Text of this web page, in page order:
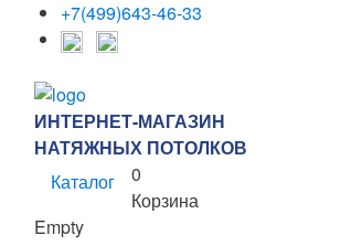
+7(499)643-46-33
ИНТЕРНЕТ-МАГАЗИН
НАТЯЖНЫХ ПОТОЛКОВ
Каталог
0
Корзина
Empty